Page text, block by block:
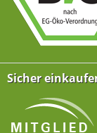
Sicher